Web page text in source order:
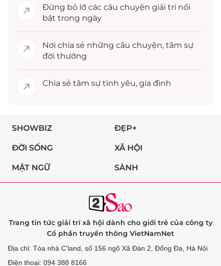
Đừng bỏ lỡ các câu chuyện giải trínổi
bật trong ngày
Nơi chia sẻ những câu chuyện, tâm sự
đời thường
Chia sẻ tâm sự tình yêu, gia đình
SHOWBIZ ĐẸP+
ĐỜI SỐNG XÃ HỘI
MẬT NGỮ SÀNH
Trang tin tức giải trí xã hội dành cho giới trẻ của công ty
Cổ phần truyền thông VietNamNet
Địa chỉ: Tòa nhà C’land, số 156 ngõ Xã Đàn 2, Đống Đa, Hà Nội
Điện thoại: 094 388 8166